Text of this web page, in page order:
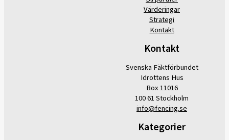
Värderingar
Strategi
Kontakt
Kontakt
Svenska Fäktförbundet
Idrottens Hus
Box 11016
100 61 Stockholm
info@fencing.se
Kategorier